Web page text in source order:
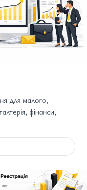
для малого,
фінанси,